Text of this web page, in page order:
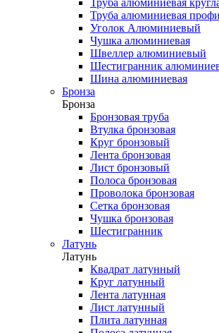
Труба алюминиевая
Труба алюминиевая
Уголок Алюминиевый
Чушка алюминиевая
Швеллер алюминиевый
Шестигранник
Шина алюминиевая
Бронза
Бронза
Бронзовая труба
Втулка бронзовая
Круг бронзовый
Лента бронзовая
Лист бронзовый
Полоса бронзовая
Проволока бронзовая
Сетка бронзовая
Чушка бронзовая
Шестигранник
Латунь
Латунь
Квадрат латунный
Круг латунный
Лента латунная
Лист латунный
Плита латунная